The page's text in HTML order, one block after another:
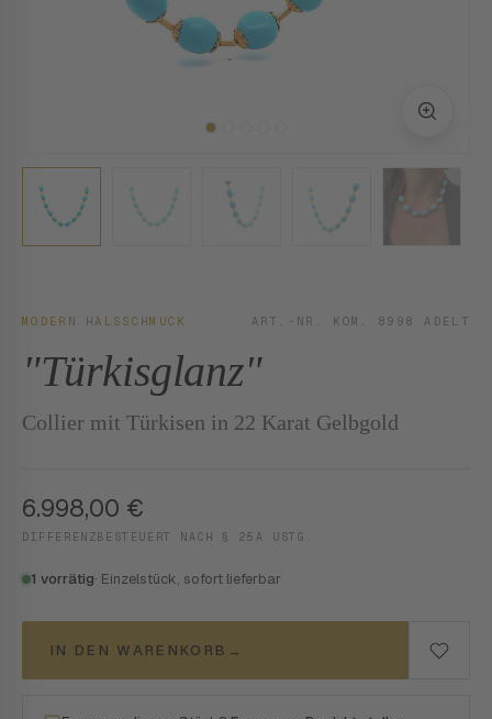
MODERN HALSSCHMUCK ART.-NR. KOM. 8998 ADELT
"Türkisglanz"
Collier mit Türkisen in 22 Karat Gelbgold
6.998,00 €
DIFFERENZBESTEUERT NACH § 25A USTG.
1 vorrätig· Einzelstück, sofort lieferbar
IN DEN WARENKORB →